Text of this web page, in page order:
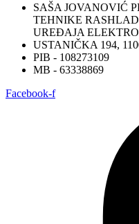
SAŠA JOVANOVIĆ
TEHNIKE
UREĐAJA
USTANIČKA 194,
PIB - 108273109
MB - 63338869
Facebook-f